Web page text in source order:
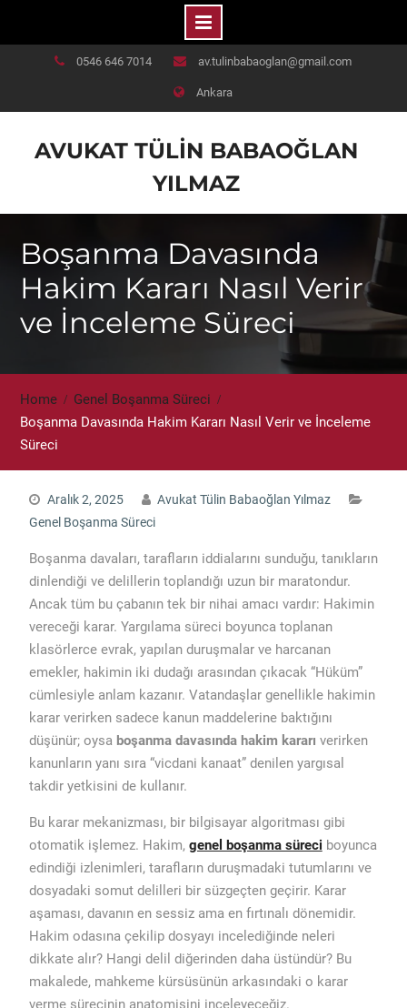
0546 646 7014 av.tulinbabaoglan@gmail.com
Ankara
AVUKAT TÜLIN BABAOĞLAN
YILMAZ
Boşanma Davasında
Hakim Kararı Nasıl Verir
ve İnceleme Süreci
Home
Genel Boşanma Süreci
Boşanma Davasında Hakim Kararı Nasıl Verir ve İnceleme
Süreci
Aralık 2, 2025
Avukat Tülin Babaoğlan Yılmaz
Genel Boşanma Süreci
Boşanma davaları, tarafların iddialarını sunduğu, tanıkların
dinlendiği ve delillerin toplandığı uzun bir maratondur.
Ancak tüm bu çabanın tek bir nihai amacı vardır: Hakimin
vereceği karar. Yargılama süreci boyunca toplanan
klasörlerce evrak, yapılan duruşmalar ve harcanan
emekler, hakimin iki dudağı arasından çıkacak “Hüküm”
cümlesiyle anlam kazanır. Vatandaşlar genellikle hakimin
karar verirken sadece kanun maddelerine baktığını
düşünür; oysa boşanma davasında hakim kararı verirken
kanunların yanı sıra “vicdani kanaat” denilen yargısal
takdir yetkisini de kullanır.
Bu karar mekanizması, bir bilgisayar algoritması gibi
otomatik işlemez. Hakim, genel boşanma süreci boyunca
edindiği izlenimleri, tarafların duruşmadaki tutumlarını ve
dosyadaki somut delilleri bir süzgeçten geçirir. Karar
aşaması, davanın en sessiz ama en fırtınalı dönemidir.
Hakim odasına çekilip dosyayı incelediğinde neleri
dikkate alır? Hangi delil diğerinden daha üstündür? Bu
makalede, mahkeme kürsüsünün arkasındaki o karar
verme sürecinin anatomisini inceleyeceğiz.